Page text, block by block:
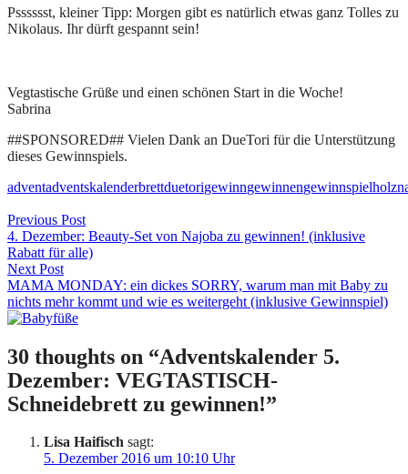
Psssssst, kleiner Tipp: Morgen gibt es natürlich etwas ganz Tolles zu
Nikolaus. Ihr dürft gespannt sein!
Vegtastische Grüße und einen schönen Start in die Woche!
Sabrina
##SPONSORED## Vielen Dank an DueTori für die Unterstützung
dieses Gewinnspiels.
adventadventskalenderbrettduetorigewinngewinnengewinnspielholz
Previous Post
4. Dezember: Beauty-Set von Najoba zu gewinnen! (inklusive
Rabatt für alle)
Next Post
MAMA MONDAY: ein dickes SORRY, warum man mit Baby zu
nichts mehr kommt und wie es weitergeht (inklusive Gewinnspiel)
30 thoughts on “Adventskalender 5.
Dezember: VEGTASTISCH-
Schneidebrett zu gewinnen!”
Lisa Haifisch sagt:
5. Dezember 2016 um 10:10 Uhr